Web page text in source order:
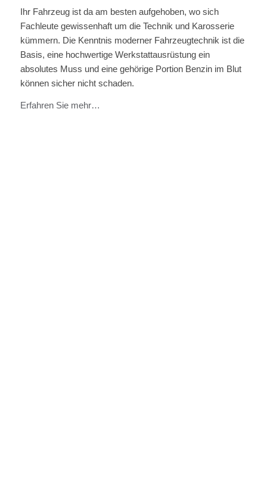
Ihr Fahrzeug ist da am besten aufgehoben, wo sich
Fachleute gewissenhaft um die Technik und Karosserie
kümmern. Die Kenntnis moderner Fahrzeugtechnik ist die
Basis, eine hochwertige Werkstattausrüstung ein
absolutes Muss und eine gehörige Portion Benzin im Blut
können sicher nicht schaden.
Erfahren Sie mehr…